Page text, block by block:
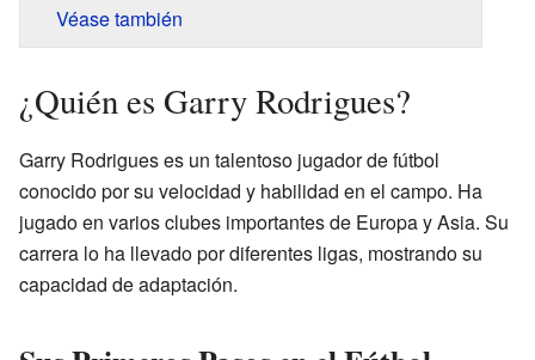
Véase también
¿Quién es Garry Rodrigues?
Garry Rodrigues es un talentoso jugador de fútbol
conocido por su velocidad y habilidad en el campo. Ha
jugado en varios clubes importantes de Europa y Asia. Su
carrera lo ha llevado por diferentes ligas, mostrando su
capacidad de adaptación.